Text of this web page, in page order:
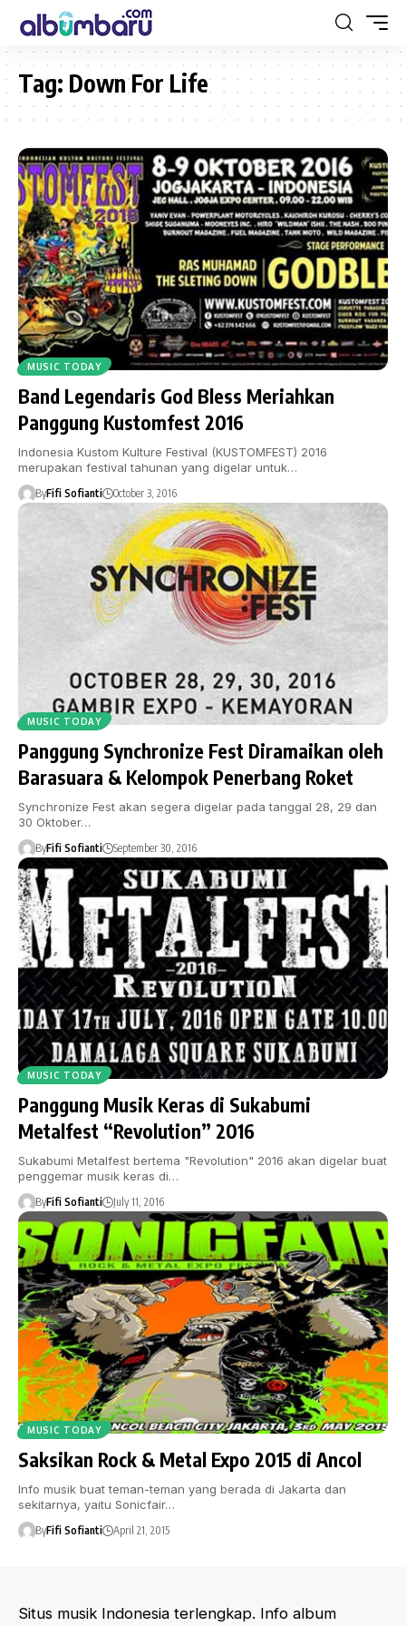
Tag: Down For Life
MUSIC TODAY
Band Legendaris God Bless Meriahkan
Panggung Kustomfest 2016
Indonesia Kustom Kulture Festival (KUSTOMFEST) 2016
merupakan festival tahunan yang digelar untuk…
ByFifi Sofianti October 3, 2016
MUSIC TODAY
Panggung Synchronize Fest Diramaikan oleh
Barasuara & Kelompok Penerbang Roket
Synchronize Fest akan segera digelar pada tanggal 28, 29 dan
30 Oktober…
ByFifi Sofianti September 30, 2016
MUSIC TODAY
Panggung Musik Keras di Sukabumi
Metalfest “Revolution” 2016
Sukabumi Metalfest bertema "Revolution" 2016 akan digelar buat
penggemar musik keras di…
ByFifi Sofianti July 11, 2016
MUSIC TODAY
Saksikan Rock & Metal Expo 2015 di Ancol
Info musik buat teman-teman yang berada di Jakarta dan
sekitarnya, yaitu Sonicfair…
ByFifi Sofianti April 21, 2015
Situs musik Indonesia terlengkap. Info album